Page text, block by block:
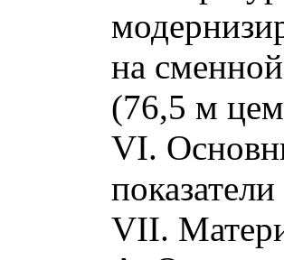
на
(76,5 м
VI.
показатели
VII.